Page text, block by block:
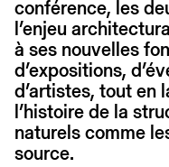
conférence, les
l’enjeu
à ses nouvelles
d’expositions,
d’artistes, tout en
l’histoire de la
naturels comme
source.